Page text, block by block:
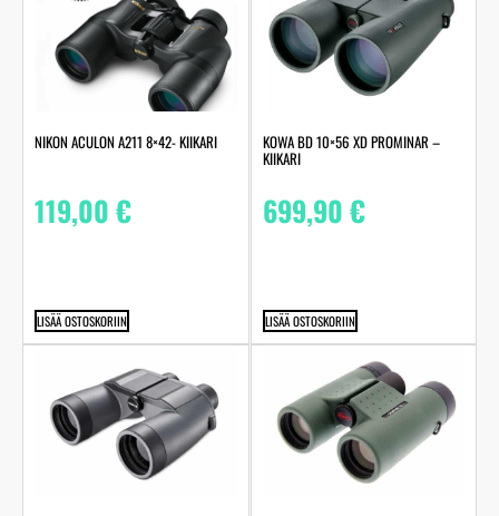
NIKON ACULON A211 8×42- KIIKARI
119,00€
LISÄÄ OSTOSKORIIN
KOWA BD 10×56 XD PROMINAR –
KIIKARI
699,90€
LISÄÄ OSTOSKORIIN